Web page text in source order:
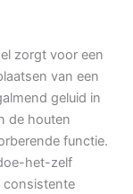
zorgt voor een
van een
geluid in
de houten
functie.
het-zelf
consistente